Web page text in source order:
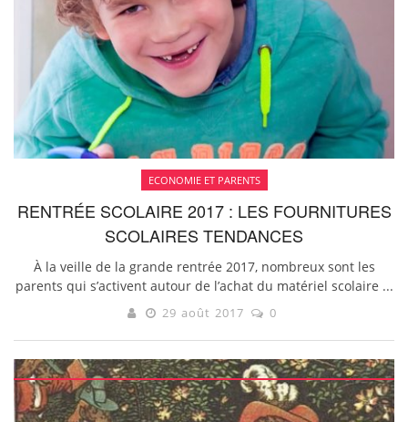
ECONOMIE ET PARENTS
RENTRÉE SCOLAIRE 2017 : LES FOURNITURES
SCOLAIRES TENDANCES
À la veille de la grande rentrée 2017, nombreux sont les
parents qui s’activent autour de l’achat du matériel scolaire ...
29 août 2017 0